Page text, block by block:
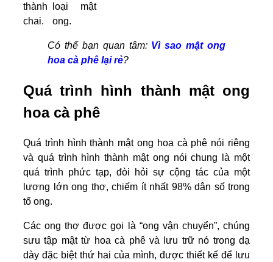
thành
chai.
loại mật
ong.
Có thể bạn quan tâm: Vì sao mật ong
hoa cà phê lại rẻ?
Quá trình hình thành mật ong
hoa cà phê
Quá trình hình thành mật ong hoa cà phê nói riêng
và quá trình hình thành mật ong nói chung là một
quá trình phức tạp, đòi hỏi sự cộng tác của một
lượng lớn ong thợ, chiếm ít nhất 98% dân số trong
tổ ong.
Các ong thợ được gọi là “ong vận chuyển”, chúng
sưu tập mật từ hoa cà phê và lưu trữ nó trong dạ
dày đặc biệt thứ hai của mình, được thiết kế để lưu